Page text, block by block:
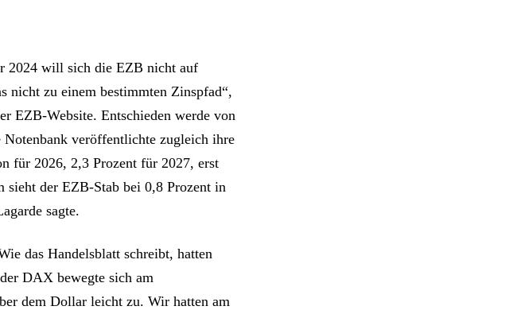
2024 will sich die EZB nicht auf
nicht zu einem bestimmten Zinspfad“,
EZB-Website. Entschieden werde von
veröffentlichte zugleich ihre
für 2026, 2,3 Prozent für 2027, erst
sieht der EZB-Stab bei 0,8 Prozent in
sagte.
das Handelsblatt schreibt, hatten
DAX bewegte sich am
dem Dollar leicht zu. Wir hatten am